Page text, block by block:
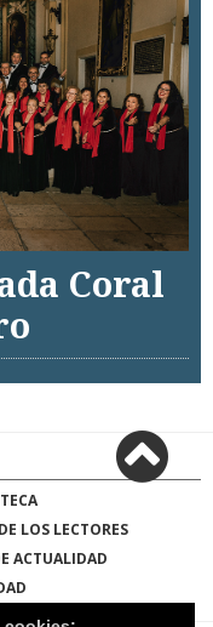
Coral
LOS LECTORES
ACTUALIDAD